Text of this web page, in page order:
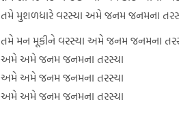
તમે મુશળધારે વરસ્યા અમે જનમ જનમના
તમે મન મૂકીને વરસ્યા અમે જનમ જનમના
અમે અમે જનમ જનમના તરસ્યા
અમે અમે જનમ જનમના તરસ્યા
અમે અમે જનમ જનમના તરસ્યા